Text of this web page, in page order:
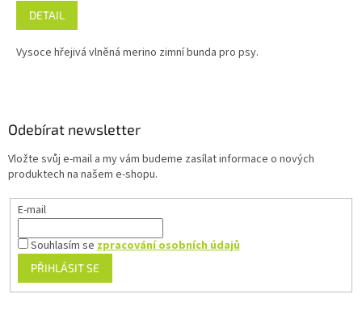
DETAIL
Vysoce hřejivá vlněná merino zimní bunda pro psy.
Odebírat newsletter
Vložte svůj e-mail a my vám budeme zasílat informace o nových
produktech na našem e-shopu.
E-mail
Souhlasím sezpracování osobních údajů
PŘIHLÁSIT SE